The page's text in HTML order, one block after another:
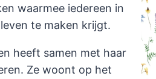
waarmee iedereen in
te maken krijgt.
heeft samen met haar
Ze woont op het